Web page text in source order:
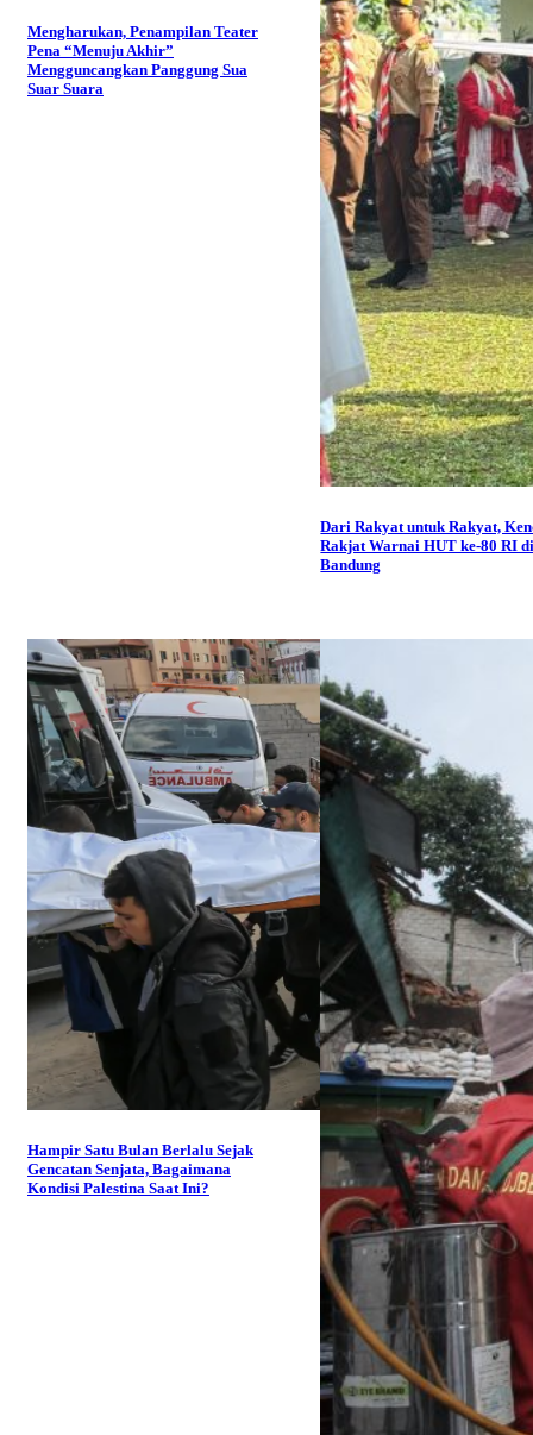
Mengharukan, Penampilan Teater
Pena “Menuju Akhir”
Mengguncangkan Panggung Sua
Suar Suara
Dari Rakyat untuk Rakyat,
Rakjat Warnai HUT ke-80 RI
Bandung
Hampir Satu Bulan Berlalu Sejak
Gencatan Senjata, Bagaimana
Kondisi Palestina Saat Ini?